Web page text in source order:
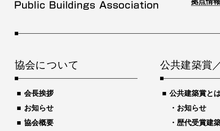
協会について
会長挨拶
お知らせ
協会概要
公共建築賞
公共建築賞と
お知らせ
歴代受賞建